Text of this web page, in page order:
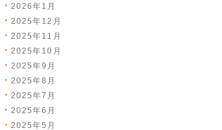
2026年1月
2025年12月
2025年11月
2025年10月
2025年9月
2025年8月
2025年7月
2025年6月
2025年5月